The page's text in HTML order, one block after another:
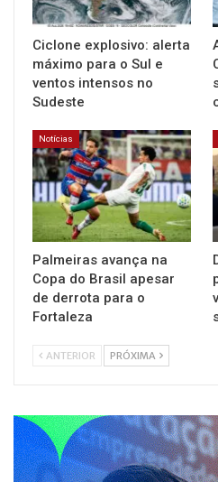
Ciclone explosivo: alerta
máximo para o Sul e
ventos intensos no
Sudeste
Notícias
Palmeiras avança na
Copa do Brasil apesar
de derrota para o
Fortaleza
ANTERIOR PRÓXIMA